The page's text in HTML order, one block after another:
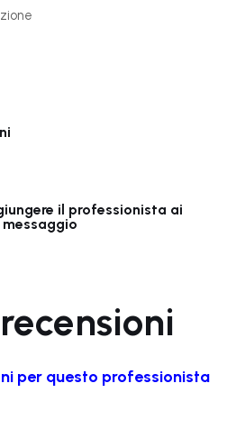
il professionista ai
per questo professionista